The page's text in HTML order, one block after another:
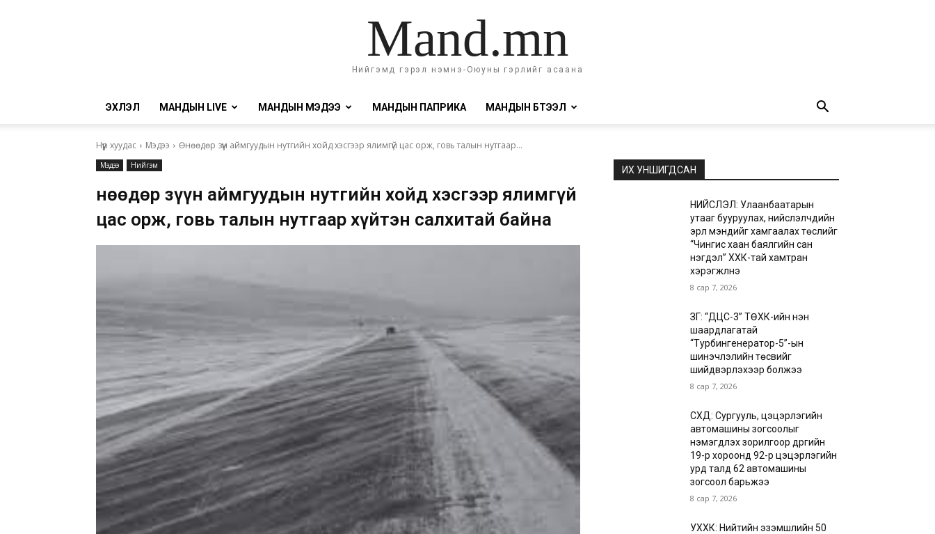
Mand.mn
Нийгэмд гэрэл нэмнэ-Оюуны гэрлийг асаана
ЭХЛЭЛ МАНДЫН LIVE МАНДЫН МЭДЭЭ МАНДЫН ПАПРИКА МАНДЫН БҮТЭЭЛ
Нүүр хуудас Мэдээ Өнөөдөр зүүн аймгуудын нутгийн хойд хэсгээр ялимгүй цас орж, говь талын нутгаар...
Мэдээ Нийгэм
Өнөөдөр зүүн аймгуудын нутгийн хойд хэсгээр ялимгүй
цас орж, говь талын нутгаар хүйтэн салхитай байна
ИХ УНШИГДСАН
НИЙСЛЭЛ: Улаанбаатарын
утааг бууруулах, нийслэлчүүдийн
эрүүл мэндийг хамгаалах төслийг
“Чингис хаан баялгийн сан
нэгдэл” ХХК-тай хамтран
хэрэгжүүлнэ
8 сар 7, 2026
ЗГ: “ДЦС-3” ТӨХК-ийн нэн
шаардлагатай
“Турбингенератор-5”-ын
шинэчлэлийн төсвийг
шийдвэрлэхээр болжээ
8 сар 7, 2026
СХД: Сургууль, цэцэрлэгийн
автомашины зогсоолыг
нэмэгдүүлэх зорилгоор дүүргийн
19-р хороонд 92-р цэцэрлэгийн
урд талд 62 автомашины
зогсоол барьжээ
8 сар 7, 2026
УХХК: Нийтийн эзэмшлийн 50